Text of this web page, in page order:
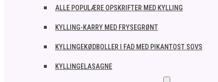
ALLE POPULÆRE OPSKRIFTER MED KYLLING
KYLLING-KARRY MED FRYSEGRØNT
KYLLINGEKØDBOLLER I FAD MED PIKANTOST SOVS
KYLLINGELASAGNE